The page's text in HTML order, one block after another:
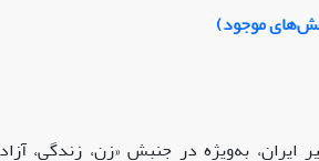
موجود)
به‌ویژه در جنبش «زن، زندگی،